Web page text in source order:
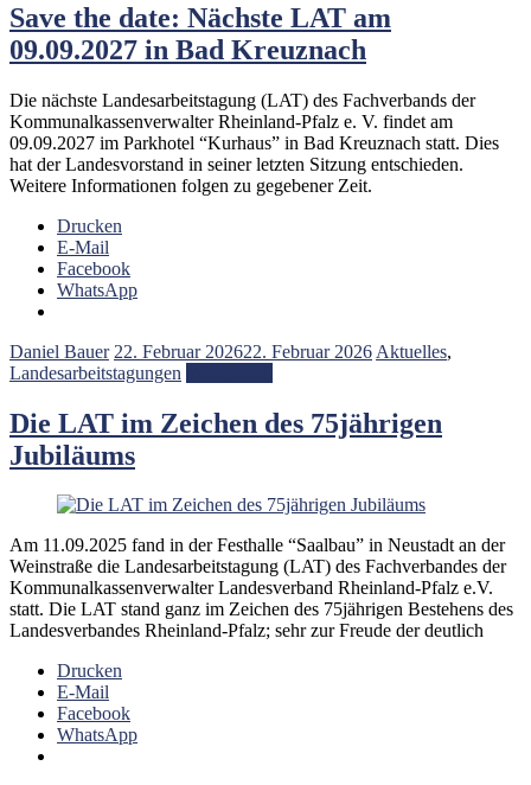
Save the date: Nächste LAT am
09.09.2027 in Bad Kreuznach
Die nächste Landesarbeitstagung (LAT) des Fachverbands der
Kommunalkassenverwalter Rheinland-Pfalz e. V. findet am
09.09.2027 im Parkhotel “Kurhaus” in Bad Kreuznach statt. Dies
hat der Landesvorstand in seiner letzten Sitzung entschieden.
Weitere Informationen folgen zu gegebener Zeit.
Drucken
E-Mail
Facebook
WhatsApp
Daniel Bauer 22. Februar 202622. Februar 2026 Aktuelles,
Landesarbeitstagungen
Die LAT im Zeichen des 75jährigen
Jubiläums
Am 11.09.2025 fand in der Festhalle “Saalbau” in Neustadt an der
Weinstraße die Landesarbeitstagung (LAT) des Fachverbandes der
Kommunalkassenverwalter Landesverband Rheinland-Pfalz e.V.
statt. Die LAT stand ganz im Zeichen des 75jährigen Bestehens des
Landesverbandes Rheinland-Pfalz; sehr zur Freude der deutlich
Drucken
E-Mail
Facebook
WhatsApp